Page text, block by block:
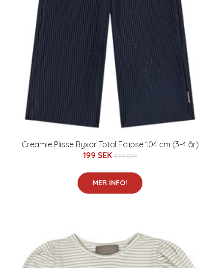
Creamie Plisse Byxor Total Eclipse 104 cm (3-4 år)
199 SEK 399 SEK
MER INFO!